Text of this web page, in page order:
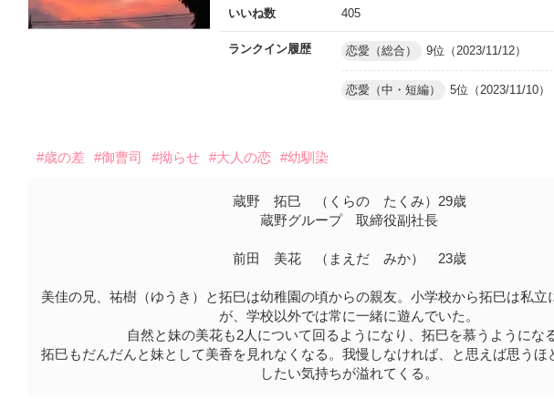
いいね数 405
ランクイン履歴 恋愛（総合） 9位（2023/11/12）
恋愛（中・短編） 5位（2023/11/10）
#歳の差 #御曹司 #拗らせ #大人の恋 #幼馴染
蔵野 拓巳 （くらの たくみ）29歳
蔵野グループ 取締役副社長
前田 美花 （まえだ みか） 23歳
美佳の兄、祐樹（ゆうき）と拓巳は幼稚園の頃からの親友。小学校から拓巳は私立
が、学校以外では常に一緒に遊んでいた。
自然と妹の美花も2人について回るようになり、拓巳を慕うようになる
拓巳もだんだんと妹として美香を見れなくなる。我慢しなければ、と思えば思うほ
したい気持ちが溢れてくる。